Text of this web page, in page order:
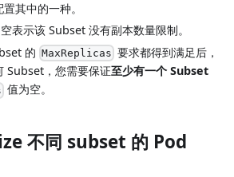
其中的一种。
表示该 Subset 没有副本数量限制。
的 MaxReplicas 要求都得到满足后，
Subset，您需要保证至少有一个 Subset
值为空。
不同 subset 的 Pod